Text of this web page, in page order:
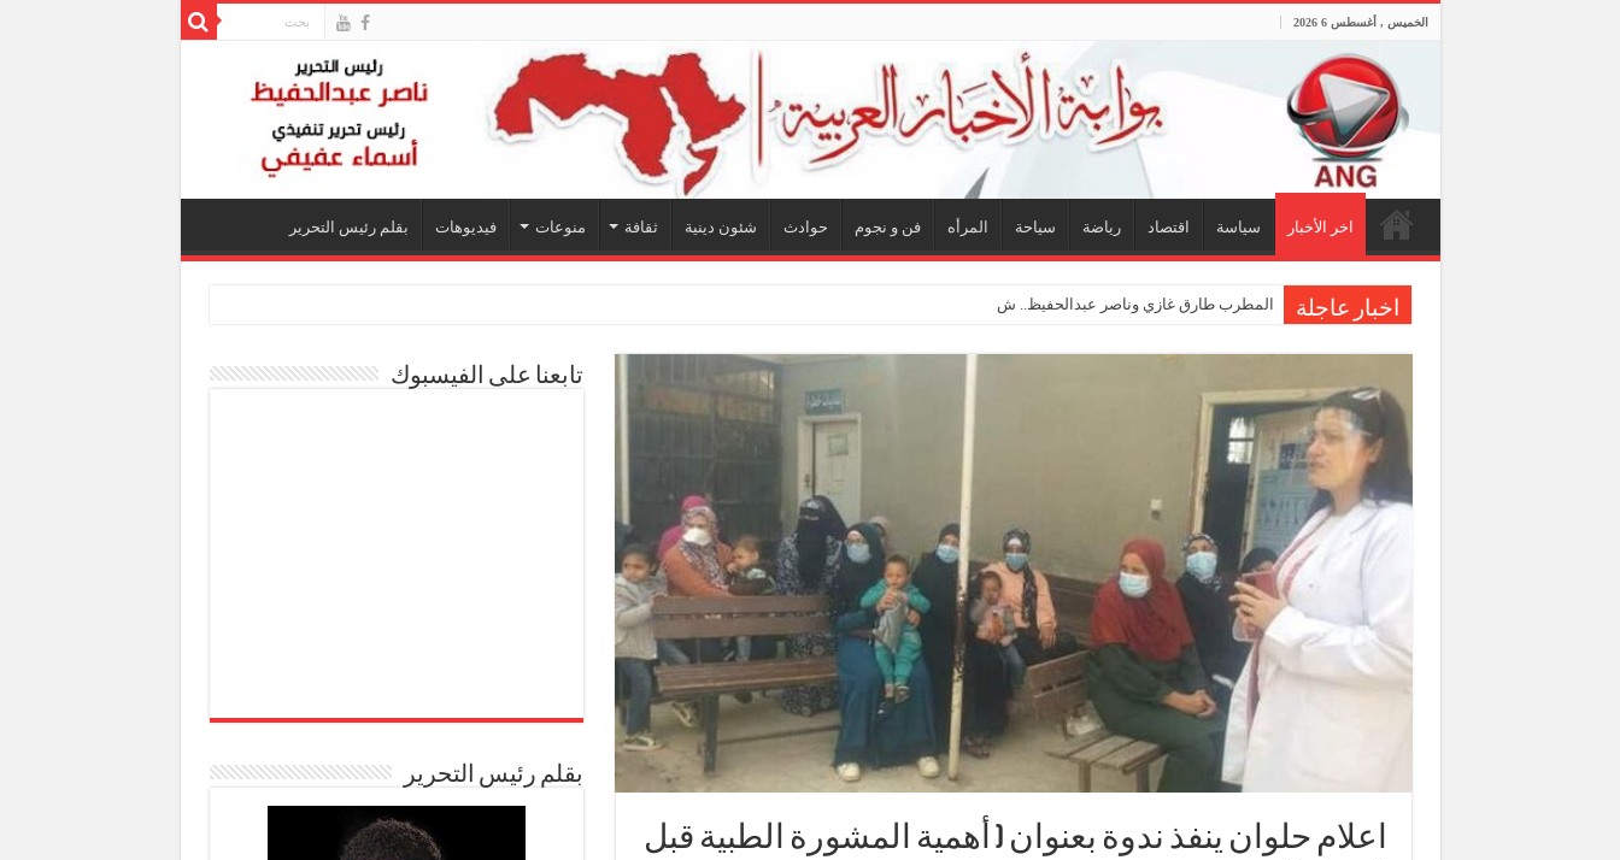
الخميس , أغسطس 6 2026
اخر الأخبار سياسة اقتصاد رياضة سياحة المرأه فن و نجوم حوادث شئون دينية ثقافة منوعات فيديوهات بقلم رئيس التحرير
اخبار عاجلة المطرب طارق غازي وناصر عبدالحفيظ.. شراكة فنية ترسم ملا
اعلام حلوان ينفذ ندوة بعنوان ( أهمية المشورة الطبية قبل
تابعنا على الفيسبوك
بقلم رئيس التحرير